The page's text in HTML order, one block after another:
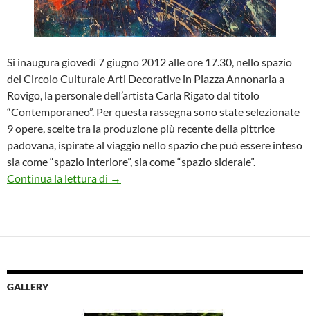
Si inaugura giovedì 7 giugno 2012 alle ore 17.30, nello spazio
del Circolo Culturale Arti Decorative in Piazza Annonaria a
Rovigo, la personale dell’artista Carla Rigato dal titolo
“Contemporaneo”. Per questa rassegna sono state selezionate
9 opere, scelte tra la produzione più recente della pittrice
padovana, ispirate al viaggio nello spazio che può essere inteso
sia come “spazio interiore”, sia come “spazio siderale”.
Continua la lettura di Personale dell’artista Carla Rigato dal
→
GALLERY